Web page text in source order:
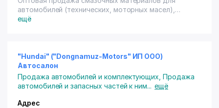
автомобилей (технических, моторных масел),
антифризов, тормозных и охлаждающих жидкостей.
ещё
"Hundai" ("Dongnamuz-Motors" ИП ООО)
Автосалон
Продажа автомобилей и комплектующих ,Продажа
автомобилей и запасных частей к ним... ещё
Адрес